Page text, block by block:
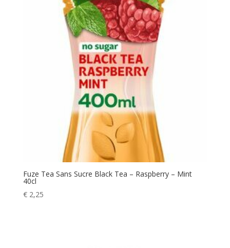
Fuze Tea Sans Sucre Black Tea – Raspberry – Mint
40cl
€2,25